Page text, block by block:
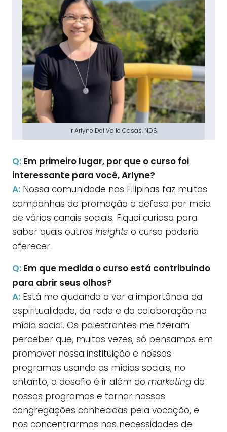
Ir Arlyne Del Valle Casas, NDS.
Q: Em primeiro lugar, por que o curso foi
interessante para você, Arlyne?
A: Nossa comunidade nas Filipinas faz muitas
campanhas de promoção e defesa por meio
de vários canais sociais. Fiquei curiosa para
saber quais outros insights o curso poderia
oferecer.
Q: Em que medida o curso está contribuindo
para abrir seus olhos?
A: Está me ajudando a ver a importância da
espiritualidade, da rede e da colaboração na
mídia social. Os palestrantes me fizeram
perceber que, muitas vezes, só pensamos em
promover nossa instituição e nossos
programas usando as mídias sociais; no
entanto, o desafio é ir além do marketing de
nossos programas e tornar nossas
congregações conhecidas pela vocação, e
nos concentrarmos nas necessidades de